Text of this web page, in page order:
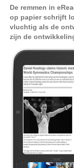
De remmen in
op papier schrijft
vluchtig als de
zijn de